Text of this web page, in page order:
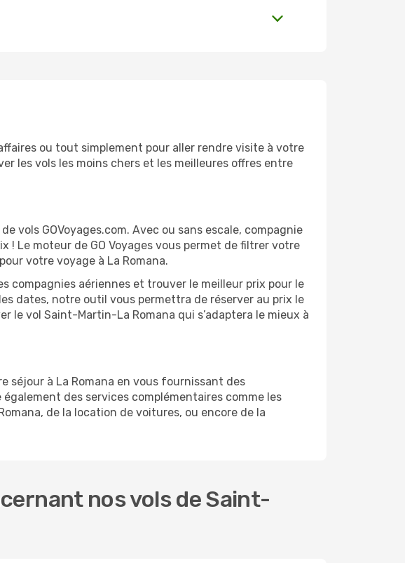
ou tout simplement pour aller rendre visite à votre
les vols les moins chers et les meilleures offres entre
vols GOVoyages.com. Avec ou sans escale, compagnie
Le moteur de GO Voyages vous permet de filtrer votre
votre voyage à La Romana.
compagnies aériennes et trouver le meilleur prix pour le
dates, notre outil vous permettra de réserver au prix le
le vol Saint-Martin-La Romana qui s’adaptera le mieux à
séjour à La Romana en vous fournissant des
des services complémentaires comme les
de la location de voitures, ou encore de la
nos vols de Saint-